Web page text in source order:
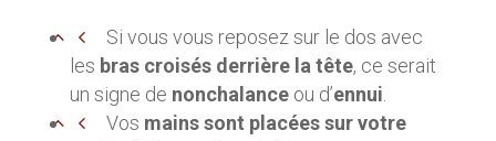
Si vous vous reposez sur le dos avec
les bras croisés derrière la tête, ce serait
un signe de nonchalanceou d’ennui.
Vos mains sont placées sur votre